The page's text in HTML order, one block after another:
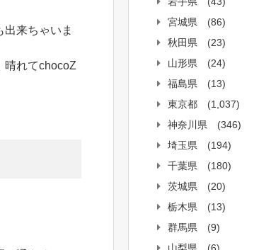
来ちゃいま
晴れてchocoZ
宮城県
(86)
秋田県
(23)
山形県
(24)
福島県
(13)
東京都
(1,037)
神奈川県
(346)
埼玉県
(194)
千葉県
(180)
茨城県
(20)
栃木県
(13)
群馬県
(9)